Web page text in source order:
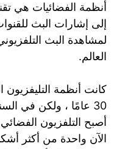
أنظمة الفضائيات هي
إلى إشارات البث
لمشاهدة البث
العالم.
كانت أنظمة
30 عامًا ، ولكن في
أصبح التلفزيون
الآن واحدة من أكثر